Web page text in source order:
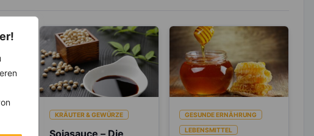
KRÄUTER & GEWÜRZE GESUNDE ERNÄHRUNG
LEBENSMITTEL